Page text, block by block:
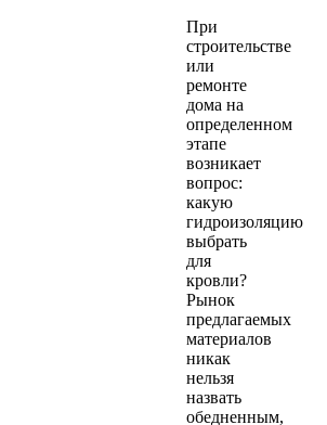
При
строительстве
или
ремонте
дома на
определенном
этапе
возникает
вопрос:
какую
гидроизоляцию
выбрать
для
кровли?
Рынок
предлагаемых
материалов
никак
нельзя
назвать
обедненным,